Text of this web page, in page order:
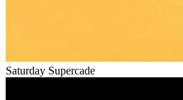
Saturday Supercade